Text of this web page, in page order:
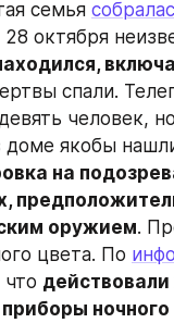
семья
октября
спали.
человек,
доме якобы
на
оружием.
цвета. По
приборы